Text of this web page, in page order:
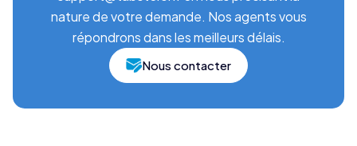
nature de votre demande. Nos agents vous
répondrons dans les meilleurs délais.
Nous contacter